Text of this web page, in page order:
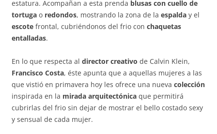
estatura. Acompañan a esta prenda blusas con cuello de
tortuga o redondos, mostrando la zona de la espalda y el
escote frontal, cubriéndonos del frio con chaquetas
entalladas.
En lo que respecta al director creativo de Calvin Klein,
Francisco Costa, éste apunta que a aquellas mujeres a las
que vistió en primavera hoy les ofrece una nueva colección
inspirada en la mirada arquitectónica que permitirá
cubrirlas del frio sin dejar de mostrar el bello costado sexy
y sensual de cada mujer.